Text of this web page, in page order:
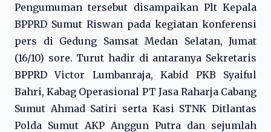
Pengumuman tersebut disampaikan Plt Kepala
BPPRD Sumut Riswan pada kegiatan konferensi
pers di Gedung Samsat Medan Selatan, Jumat
(16/10) sore. Turut hadir di antaranya Sekretaris
BPPRD Victor Lumbanraja, Kabid PKB Syaiful
Bahri, Kabag Operasional PT Jasa Raharja Cabang
Sumut Ahmad Satiri serta Kasi STNK Ditlantas
Polda Sumut AKP Anggun Putra dan sejumlah